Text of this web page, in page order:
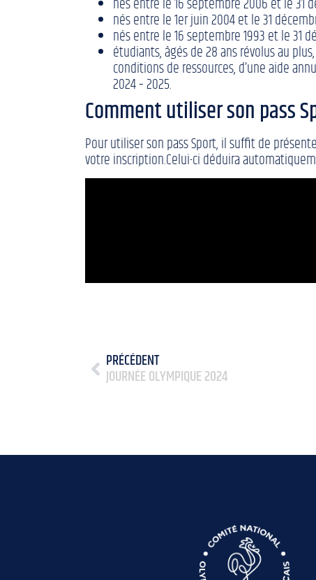
nés entre le 16 septembre 2006 et le 31
nés entre le 1er juin 2004 et le 31
nés entre le 16 septembre 1993 et le 31
étudiants, âgés de 28 ans révolus au
conditions de ressources, d’une aide
2024 – 2025.
Comment utiliser son pass
Pour utiliser son pass Sport, il suffit de
votre inscription.Celui-ci déduira
PRÉCÉDENT
JOURNÉE OLYMPIQUE 2024